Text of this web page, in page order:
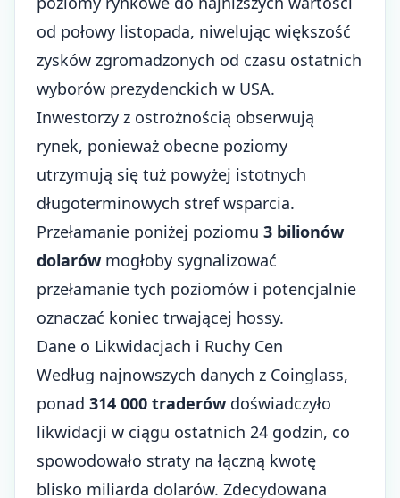
od połowy listopada, niwelując większość
zysków zgromadzonych od czasu ostatnich
wyborów prezydenckich w USA.
Inwestorzy z ostrożnością obserwują
rynek, ponieważ obecne poziomy
utrzymują się tuż powyżej istotnych
długoterminowych stref wsparcia.
Przełamanie poniżej poziomu 3 bilionów
dolarów mogłoby sygnalizować
przełamanie tych poziomów i potencjalnie
oznaczać koniec trwającej hossy.
Dane o Likwidacjach i Ruchy Cen
Według najnowszych danych z Coinglass,
ponad 314 000 traderów doświadczyło
likwidacji w ciągu ostatnich 24 godzin, co
spowodowało straty na łączną kwotę
blisko miliarda dolarów. Zdecydowana